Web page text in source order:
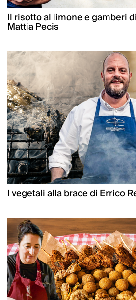
Il risotto al limone e gamberi
Mattia Pecis
I vegetali alla brace di Errico